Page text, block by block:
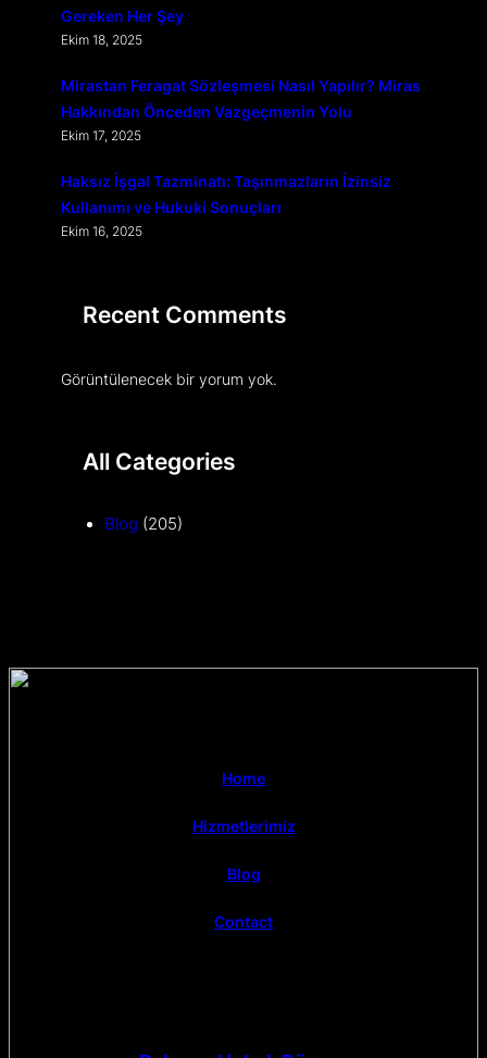
Gereken Her Şey
Ekim 18, 2025
Mirastan Feragat Sözleşmesi Nasıl Yapılır? Miras
Hakkından Önceden Vazgeçmenin Yolu
Ekim 17, 2025
Haksız İşgal Tazminatı: Taşınmazların İzinsiz
Kullanımı ve Hukuki Sonuçları
Ekim 16, 2025
Recent Comments
Görüntülenecek bir yorum yok.
All Categories
Blog (205)
Home
Hizmetlerimiz
Blog
Contact